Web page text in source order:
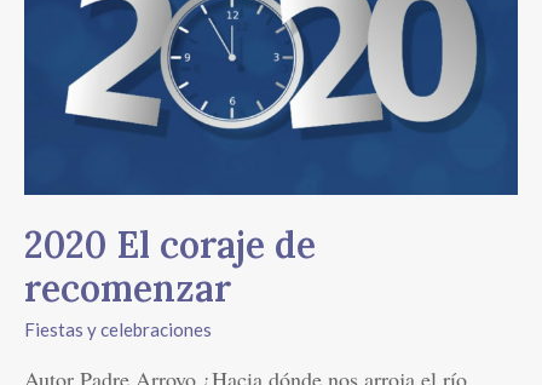
2020 El coraje de
recomenzar
Fiestas y celebraciones
Autor Padre Arroyo ¿Hacia dónde nos arroja el río
recomenzar